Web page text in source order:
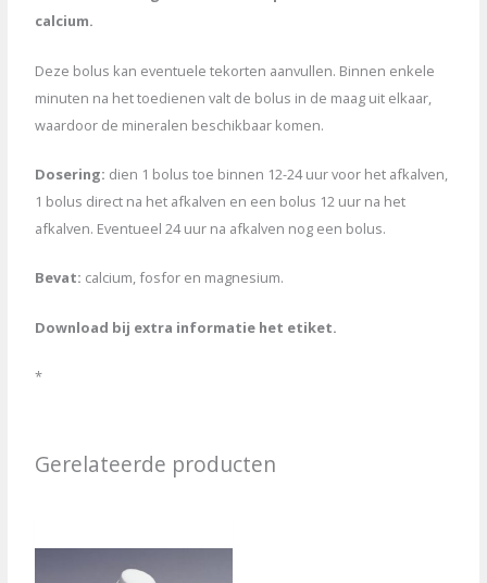
calcium.
Deze bolus kan eventuele tekorten aanvullen. Binnen enkele
minuten na het toedienen valt de bolus in de maag uit elkaar,
waardoor de mineralen beschikbaar komen.
Dosering: dien 1 bolus toe binnen 12-24 uur voor het afkalven,
1 bolus direct na het afkalven en een bolus 12 uur na het
afkalven. Eventueel 24 uur na afkalven nog een bolus.
Bevat: calcium, fosfor en magnesium.
Download bij extra informatie het etiket.
*
Gerelateerde producten